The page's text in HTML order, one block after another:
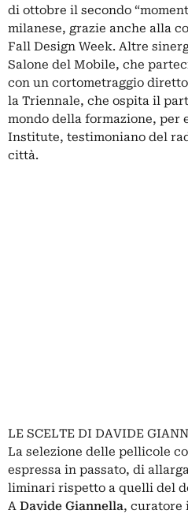
di ottobre il secondo
milanese, grazie anche alla
Fall Design Week. Altre
Salone del Mobile, che
con un cortometraggio
la Triennale, che ospita il
mondo della formazione, per
Institute, testimoniano del
città.
LE SCELTE DI DAVIDE
La selezione delle pellicole
espressa in passato, di
liminari rispetto a quelli del
A Davide Giannella, curatore